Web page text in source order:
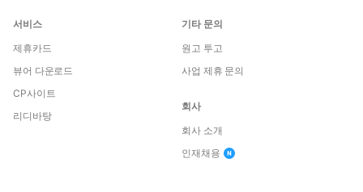
서비스
제휴카드
뷰어 다운로드
CP사이트
리디바탕
기타 문의
원고 투고
사업 제휴 문의
회사
회사 소개
인재채용